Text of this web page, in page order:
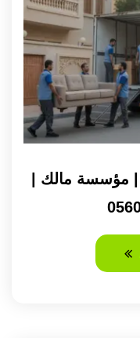
مؤسسة مالك |